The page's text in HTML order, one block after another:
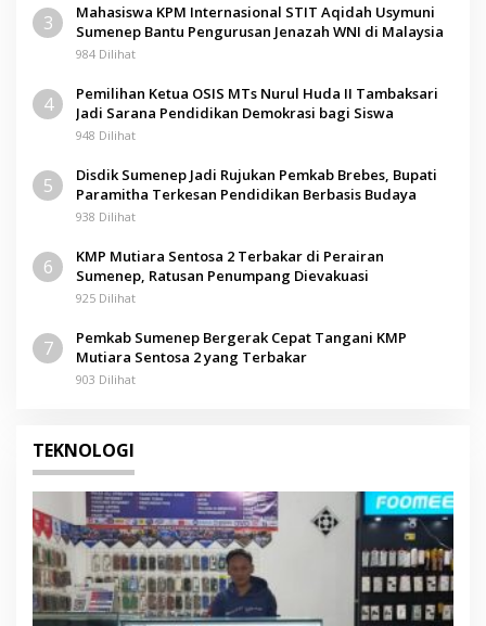
3
Mahasiswa KPM Internasional STIT Aqidah Usymuni
Sumenep Bantu Pengurusan Jenazah WNI di Malaysia
984 Dilihat
4
Pemilihan Ketua OSIS MTs Nurul Huda II Tambaksari
Jadi Sarana Pendidikan Demokrasi bagi Siswa
948 Dilihat
5
Disdik Sumenep Jadi Rujukan Pemkab Brebes, Bupati
Paramitha Terkesan Pendidikan Berbasis Budaya
938 Dilihat
6
KMP Mutiara Sentosa 2 Terbakar di Perairan
Sumenep, Ratusan Penumpang Dievakuasi
925 Dilihat
7
Pemkab Sumenep Bergerak Cepat Tangani KMP
Mutiara Sentosa 2 yang Terbakar
903 Dilihat
TEKNOLOGI